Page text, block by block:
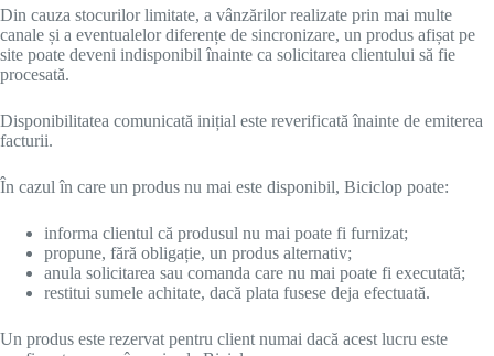
Din cauza stocurilor limitate, a vânzărilor realizate prin mai multe
canale și a eventualelor diferențe de sincronizare, un produs afișat pe
site poate deveni indisponibil înainte ca solicitarea clientului să fie
procesată.
Disponibilitatea comunicată inițial este reverificată înainte de emiterea
facturii.
În cazul în care un produs nu mai este disponibil, Biciclop poate:
informa clientul că produsul nu mai poate fi furnizat;
propune, fără obligație, un produs alternativ;
anula solicitarea sau comanda care nu mai poate fi executată;
restitui sumele achitate, dacă plata fusese deja efectuată.
Un produs este rezervat pentru client numai dacă acest lucru este